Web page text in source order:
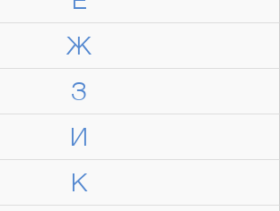
Ж
З
И
К